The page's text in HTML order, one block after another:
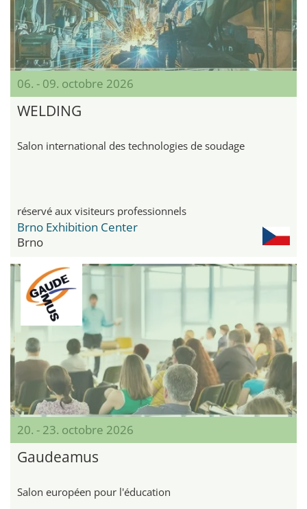
06. - 09. octobre 2026
WELDING
Salon international des technologies de soudage
réservé aux visiteurs professionnels
Brno Exhibition Center
Brno
20. - 23. octobre 2026
Gaudeamus
Salon européen pour l'éducation